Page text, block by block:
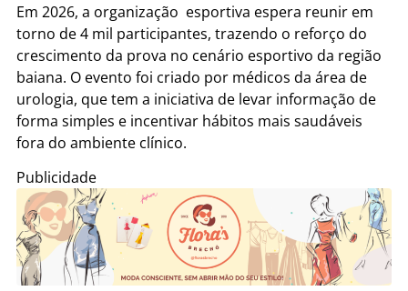
Em 2026, a organização esportiva espera reunir em
torno de 4 mil participantes, trazendo o reforço do
crescimento da prova no cenário esportivo da região
baiana. O evento foi criado por médicos da área de
urologia, que tem a iniciativa de levar informação de
forma simples e incentivar hábitos mais saudáveis
fora do ambiente clínico.
Publicidade